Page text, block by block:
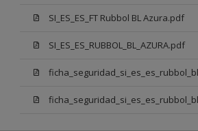
SI_ES_ES_FT Rubbol BL Azura.pdf
SI_ES_ES_RUBBOL_BL_AZURA.pdf